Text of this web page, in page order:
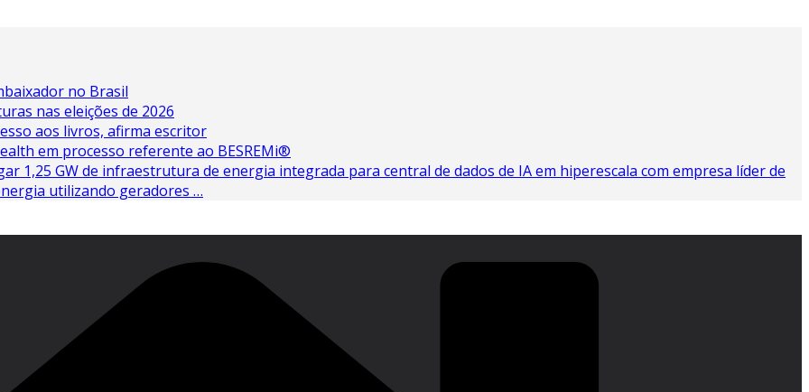
no Brasil
nas eleições de 2026
aos livros, afirma escritor
em processo referente ao BESREMi®
1,25 GW de infraestrutura de energia integrada para central de dados de IA em hiperescala com empresa líder de
utilizando geradores …